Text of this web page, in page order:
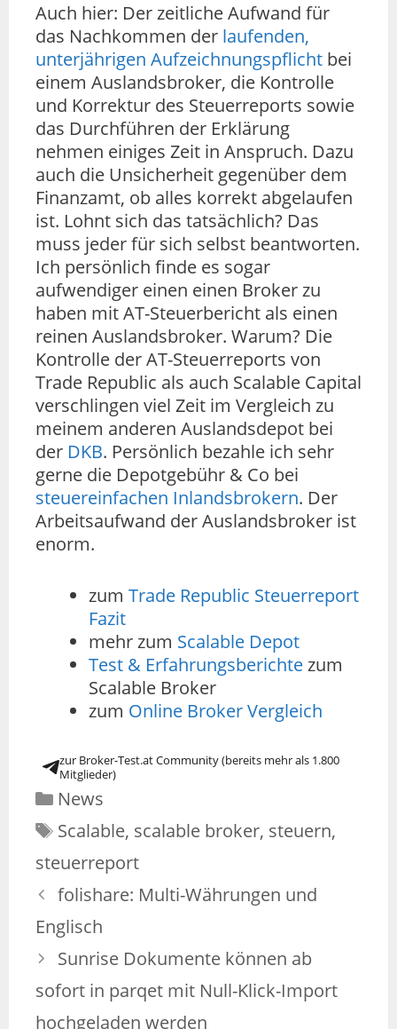
Auch hier: Der zeitliche Aufwand für
das Nachkommen der laufenden,
unterjährigen Aufzeichnungspflicht bei
einem Auslandsbroker, die Kontrolle
und Korrektur des Steuerreports sowie
das Durchführen der Erklärung
nehmen einiges Zeit in Anspruch. Dazu
auch die Unsicherheit gegenüber dem
Finanzamt, ob alles korrekt abgelaufen
ist. Lohnt sich das tatsächlich? Das
muss jeder für sich selbst beantworten.
Ich persönlich finde es sogar
aufwendiger einen einen Broker zu
haben mit AT-Steuerbericht als einen
reinen Auslandsbroker. Warum? Die
Kontrolle der AT-Steuerreports von
Trade Republic als auch Scalable Capital
verschlingen viel Zeit im Vergleich zu
meinem anderen Auslandsdepot bei
der DKB. Persönlich bezahle ich sehr
gerne die Depotgebühr & Co bei
steuereinfachen Inlandsbrokern. Der
Arbeitsaufwand der Auslandsbroker ist
enorm.
zum Trade Republic Steuerreport
Fazit
mehr zum Scalable Depot
Test & Erfahrungsberichtezum
Scalable Broker
zum Online Broker Vergleich
zur Broker-Test.at Community (bereits mehr als 1.800
Mitglieder)
News
Scalable, scalable broker, steuern,
steuerreport
folishare: Multi-Währungen und
Englisch
Sunrise Dokumente können ab
sofort in parqet mit Null-Klick-Import
hochgeladen werden